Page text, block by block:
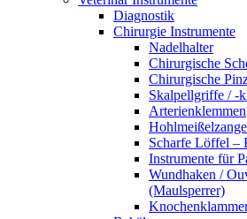
Diagnostik
Chirurgie Instrumente
Nadelhalter
Chirurgische
Chirurgische
Skalpellgriffe / -
Arterienklemmen
Scharfe Löffel –
Instrumente für
Wundhaken /
(Maulsperrer)